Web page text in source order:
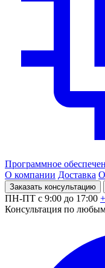
Программное
О компании Доставка
Заказать консультацию
ПН-ПТ с 9:00 до 17:00
Консультация по